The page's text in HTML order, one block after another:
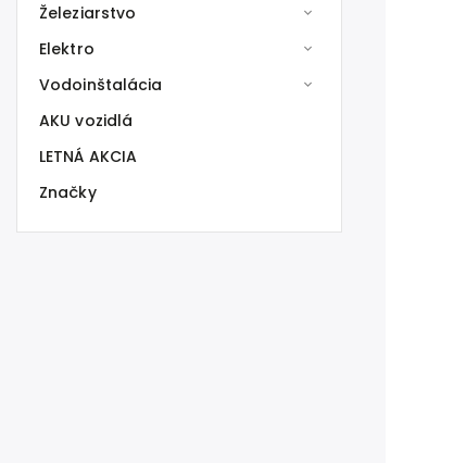
Železiarstvo
Elektro
Vodoinštalácia
AKU vozidlá
LETNÁ AKCIA
Značky